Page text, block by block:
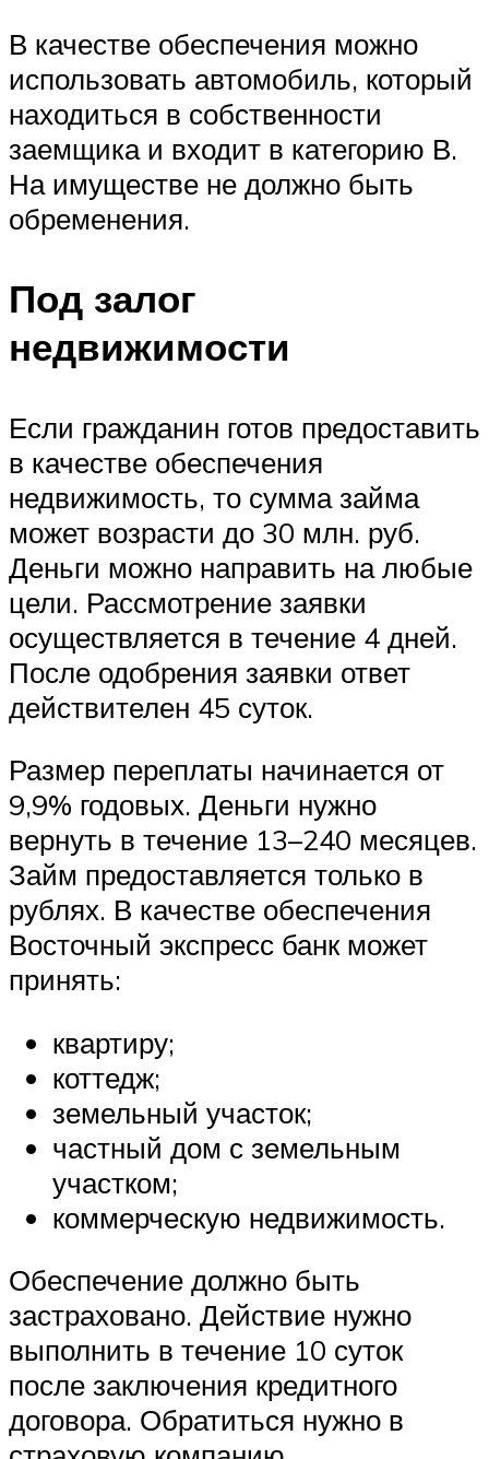
В качестве обеспечения можно
использовать автомобиль, который
находиться в собственности
заемщика и входит в категорию В.
На имуществе не должно быть
обременения.
Под залог
недвижимости
Если гражданин готов предоставить
в качестве обеспечения
недвижимость, то сумма займа
может возрасти до 30 млн. руб.
Деньги можно направить на любые
цели. Рассмотрение заявки
осуществляется в течение 4 дней.
После одобрения заявки ответ
действителен 45 суток.
Размер переплаты начинается от
9,9% годовых. Деньги нужно
вернуть в течение 13–240 месяцев.
Займ предоставляется только в
рублях. В качестве обеспечения
Восточный экспресс банк может
принять:
квартиру;
коттедж;
земельный участок;
частный дом с земельным
участком;
коммерческую недвижимость.
Обеспечение должно быть
застраховано. Действие нужно
выполнить в течение 10 суток
после заключения кредитного
договора. Обратиться нужно в